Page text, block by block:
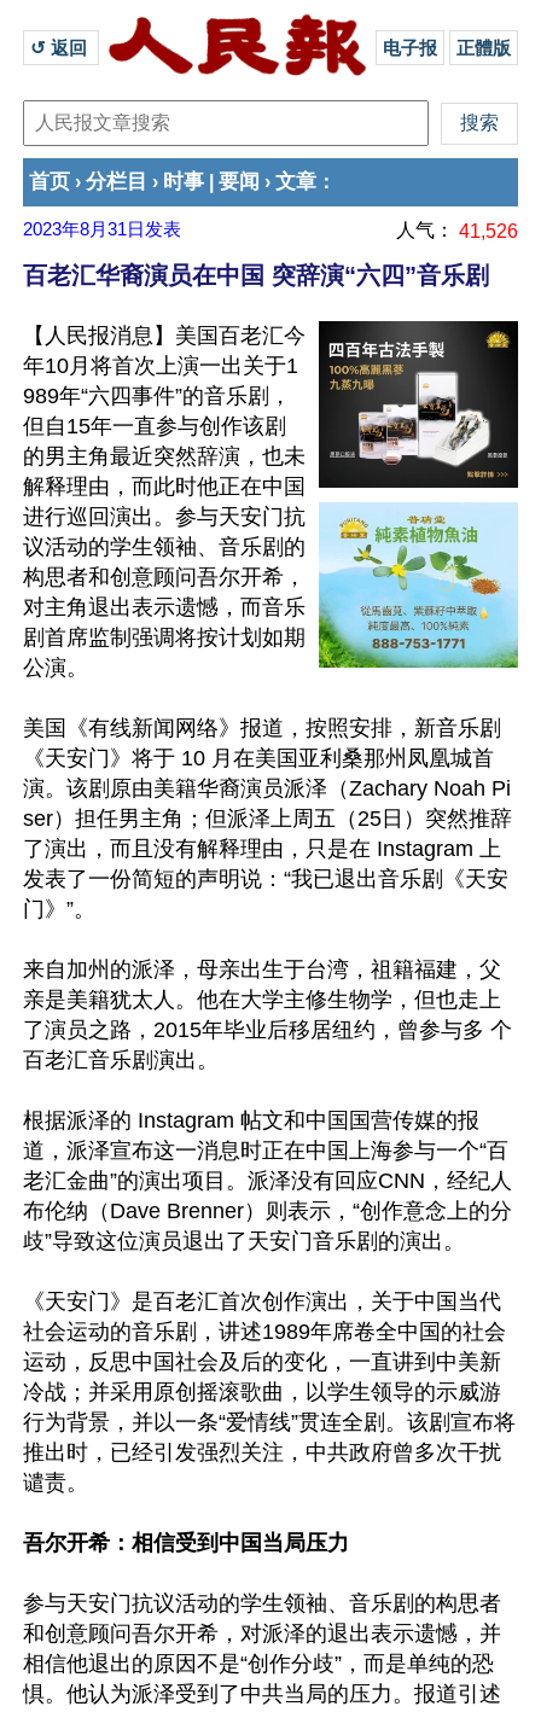
↺ 返回 电子报 正體版
首页 › 分栏目 › 时事 要闻 › 文章 ：
2023年8月31日 发表 人气： 41,526
百老汇华裔演员在中国 突辞演“六四”音乐剧
【人民报消息】美国百老汇今
年10月将首次上演一出关于1
989年“六四事件”的音乐剧，
但自15年一直参与创作该剧
的男主角最近突然辞演，也未
解释理由，而此时他正在中国
进行巡回演出。参与天安门抗
议活动的学生领袖、音乐剧的
构思者和创意顾问吾尔开希，
对主角退出表示遗憾，而音乐
剧首席监制强调将按计划如期
公演。
美国《有线新闻网络》报道，按照安排，新音乐剧
《天安门》将于 10 月在美国亚利桑那州凤凰城首
演。该剧原由美籍华裔演员派泽（Zachary Noah Pi
ser）担任男主角；但派泽上周五（25日）突然推辞
了演出，而且没有解释理由，只是在 Instagram 上
发表了一份简短的声明说：“我已退出音乐剧《天安
门》”。
来自加州的派泽，母亲出生于台湾，祖籍福建，父
亲是美籍犹太人。他在大学主修生物学，但也走上
了演员之路，2015年毕业后移居纽约，曾参与多 个
百老汇音乐剧演出。
根据派泽的 Instagram 帖文和中国国营传媒的报
道，派泽宣布这一消息时正在中国上海参与一个“百
老汇金曲”的演出项目。派泽没有回应CNN，经纪人
布伦纳（Dave Brenner）则表示，“创作意念上的分
歧”导致这位演员退出了天安门音乐剧的演出。
《天安门》是百老汇首次创作演出，关于中国当代
社会运动的音乐剧，讲述1989年席卷全中国的社会
运动，反思中国社会及后的变化，一直讲到中美新
冷战；并采用原创摇滚歌曲，以学生领导的示威游
行为背景，并以一条“爱情线”贯连全剧。该剧宣布将
推出时，已经引发强烈关注，中共政府曾多次干扰
谴责。
吾尔开希：相信受到中国当局压力
参与天安门抗议活动的学生领袖、音乐剧的构思者
和创意顾问吾尔开希，对派泽的退出表示遗憾，并
相信他退出的原因不是“创作分歧”，而是单纯的恐
惧。他认为派泽受到了中共当局的压力。报道引述